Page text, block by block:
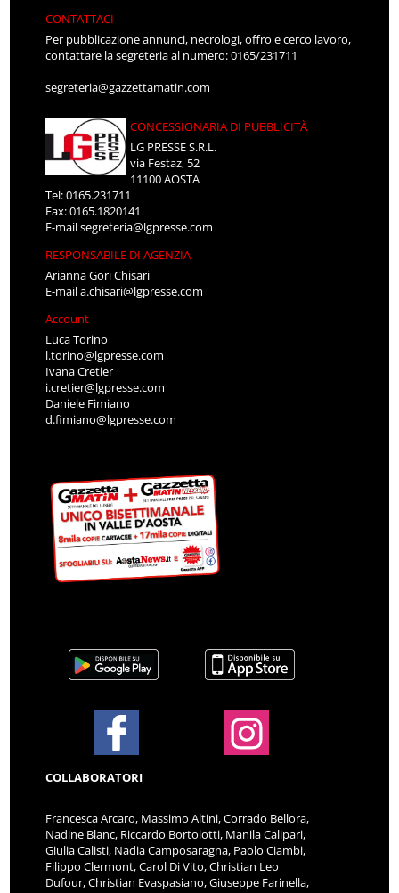
CONTATTACI
Per pubblicazione annunci, necrologi, offro e cerco lavoro,
contattare la segreteria al numero: 0165/231711
segreteria@gazzettamatin.com
CONCESSIONARIA DI PUBBLICITÀ
LG PRESSE S.R.L.
via Festaz, 52
11100 AOSTA
Tel: 0165.231711
Fax: 0165.1820141
E-mailsegreteria@lgpresse.com
RESPONSABILE DI AGENZIA
Arianna Gori Chisari
E-maila.chisari@lgpresse.com
Account
Luca Torino
l.torino@lgpresse.com
Ivana Cretier
i.cretier@lgpresse.com
Daniele Fimiano
d.fimiano@lgpresse.com
COLLABORATORI
Francesca Arcaro, Massimo Altini, Corrado Bellora,
Nadine Blanc, Riccardo Bortolotti, Manila Calipari,
Giulia Calisti, Nadia Camposaragna, Paolo Ciambi,
Filippo Clermont, Carol Di Vito, Christian Leo
Dufour, Christian Evaspasiano, Giuseppe Farinella,